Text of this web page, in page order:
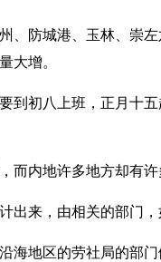
、防城港、玉林、崇
大增。
到初八上班，正月十
而内地许多地方却有
来，由相关的部门
海地区的劳社局的部